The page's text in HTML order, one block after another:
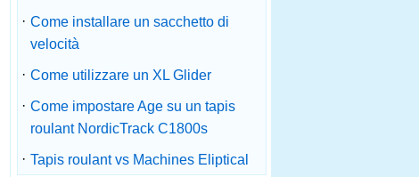
· Come installare un sacchetto di
velocità
· Come utilizzare un XL Glider
· Come impostare Age su un tapis
roulant NordicTrack C1800s
· Tapis roulant vs Machines Eliptical